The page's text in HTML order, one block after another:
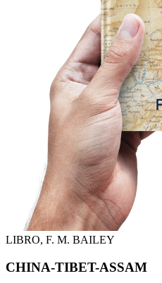
LIBRO, F. M. BAILEY
CHINA-TIBET-ASSAM